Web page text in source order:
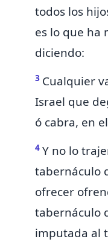
todos los
es lo que ha
diciendo:
3 Cualquier
Israel que
ó cabra, en
4 Y no lo
tabernáculo
ofrecer
tabernáculo
imputada al